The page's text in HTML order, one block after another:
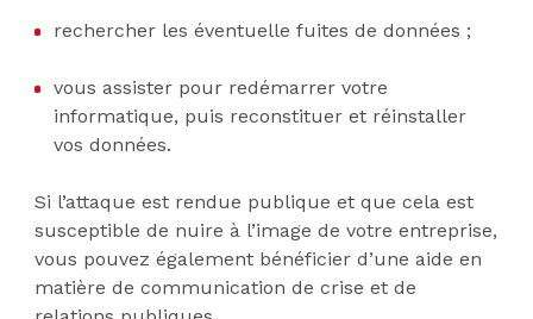
rechercher les éventuelle fuites de données ;
vous assister pour redémarrer votre
informatique, puis reconstituer et réinstaller
vos données.
Si l’attaque est rendue publique et que cela est
susceptible de nuire à l’image de votre entreprise,
vous pouvez également bénéficier d’une aide en
matière de communication de crise et de